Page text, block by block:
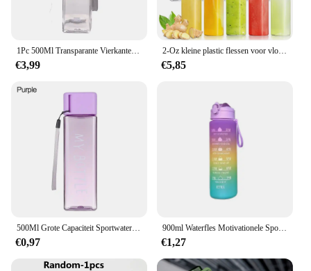
€3,99
2-Oz kleine plastic flessen voor vloeistoffen, gemberschotfles met deksels, herbruikbare bulkdrankcontainers
€5,85
€0,97
900ml Waterfles Motivationele Sport Waterfles Lekvrije Drinkflessen Buitensporten Reizen Waterkoker Drinkwaterfles
€1,27